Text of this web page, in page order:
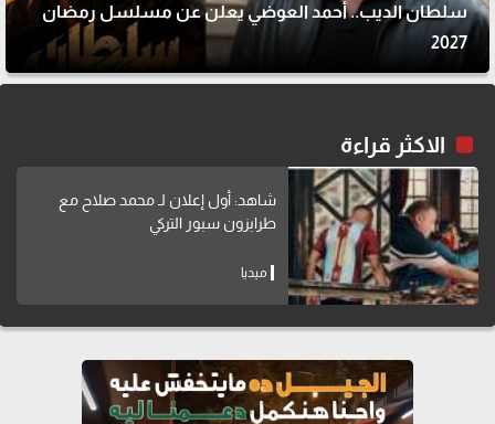
سلطان الديب.. أحمد العوضي يعلن عن مسلسل رمضان
2027
الاكثر قراءة
شاهد: أول إعلان لـ محمد صلاح مع
طرابزون سبور التركي
ميديا